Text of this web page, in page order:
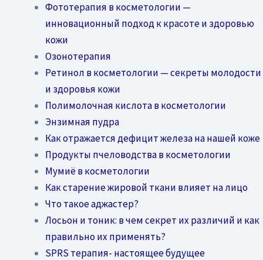
Фототерапия в косметологии —
инновационный подход к красоте и здоровью
кожи
Озонотерапия
Ретинол в косметологии — секреты молодости
и здоровья кожи
Полимолочная кислота в косметологии
Энзимная пудра
Как отражается дефицит железа на нашей коже
Продукты пчеловодства в косметологии
Мумиё в косметологии
Как старение жировой ткани влияет на лицо
Что такое аджастер?
Лосьон и тоник: в чем секрет их различий и как
правильно их применять?
SPRS терапия- настоящее будущее